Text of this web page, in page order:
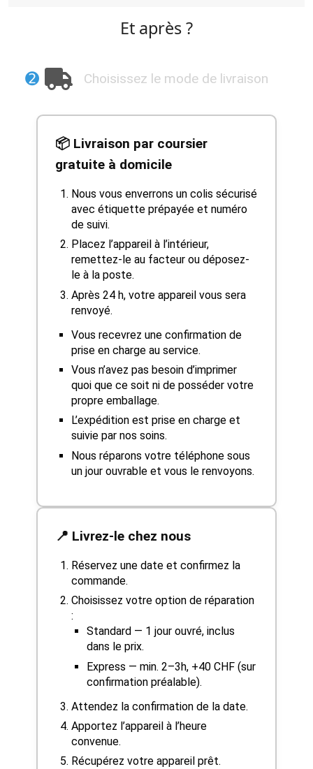
Et après ?
➋ Choisissez le mode de livraison
📦 Livraison par coursier
gratuite à domicile
Nous vous enverrons un colis sécurisé
avec étiquette prépayée et numéro
de suivi.
Placez l’appareil à l’intérieur,
remettez-le au facteur ou déposez-
le à la poste.
Après 24 h, votre appareil vous sera
renvoyé.
Vous recevrez une confirmation de
prise en charge au service.
Vous n’avez pas besoin d’imprimer
quoi que ce soit ni de posséder votre
propre emballage.
L’expédition est prise en charge et
suivie par nos soins.
Nous réparons votre téléphone sous
un jour ouvrable et vous le renvoyons.
📍 Livrez-le chez nous
Réservez une date et confirmez la
commande.
Choisissez votre option de réparation
:
Standard — 1 jour ouvré, inclus
dans le prix.
Express — min. 2–3h, +40 CHF (sur
confirmation préalable).
Attendez la confirmation de la date.
Apportez l’appareil à l’heure
convenue.
Récupérez votre appareil prêt.